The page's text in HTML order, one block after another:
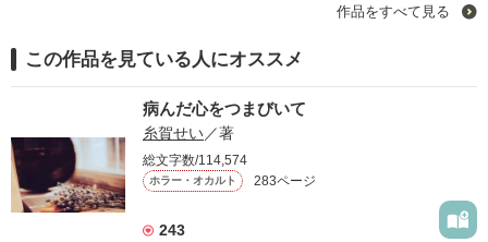
女の子が、一人暮らしておりました。その、おはなしです。
作品を読む
作品をすべて見る
この作品を見ている人にオススメ
病んだ心をつまびいて
糸賀せい／著
総文字数/114,574
ホラー・オカルト 283ページ
243